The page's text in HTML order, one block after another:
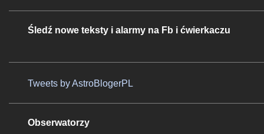
Śledź nowe teksty i alarmy na Fb i ćwierkaczu
Tweets by AstroBlogerPL
Obserwatorzy